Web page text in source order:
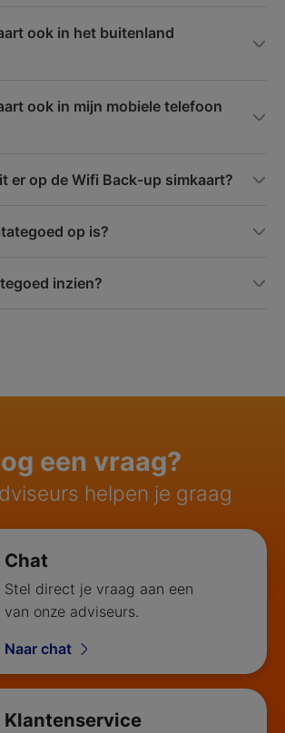
ook in het buitenland
ook in mijn mobiele telefoon
er op de Wifi Back-up simkaart?
op is?
inzien?
een vraag?
helpen je graag
Chat
Stel direct je vraag aan een
van onze adviseurs.
Naar chat
Klantenservice